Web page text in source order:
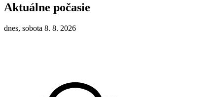
Aktuálne počasie
dnes, sobota 8. 8. 2026